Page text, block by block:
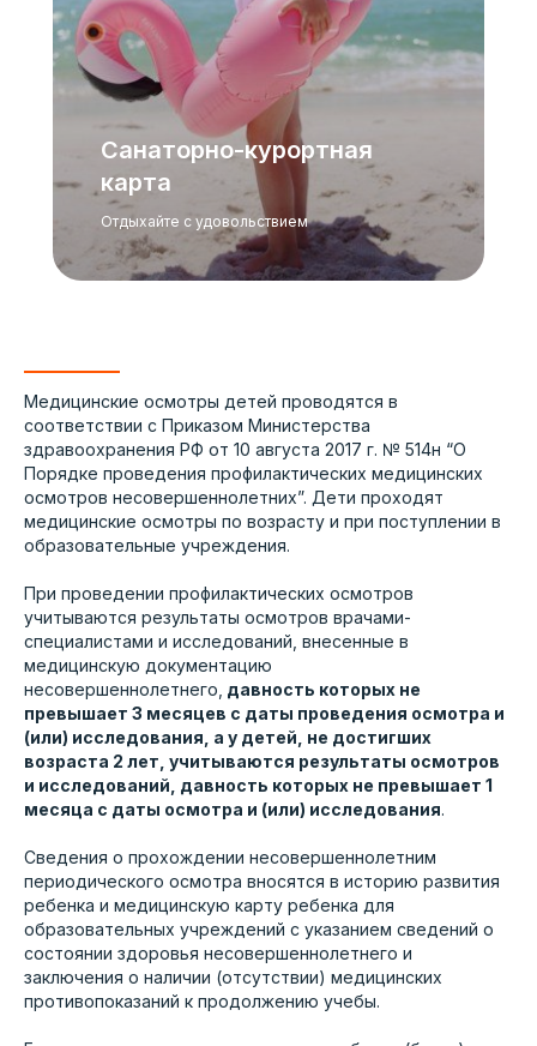
Санаторно-курортная
карта
Отдыхайте с удовольствием
Медицинские осмотры детей проводятся в
соответствии с Приказом Министерства
здравоохранения РФ от 10 августа 2017 г. № 514н “О
Порядке проведения профилактических медицинских
осмотров несовершеннолетних”. Дети проходят
медицинские осмотры по возрасту и при поступлении в
образовательные учреждения.
При проведении профилактических осмотров
учитываются результаты осмотров врачами-
специалистами и исследований, внесенные в
медицинскую документацию
несовершеннолетнего, давность которых не
превышает 3 месяцев с даты проведения осмотра и
(или) исследования, а у детей, не достигших
возраста 2 лет, учитываются результаты осмотров
и исследований, давность которых не превышает 1
месяца с даты осмотра и (или) исследования.
Сведения о прохождении несовершеннолетним
периодического осмотра вносятся в историю развития
ребенка и медицинскую карту ребенка для
образовательных учреждений с указанием сведений о
состоянии здоровья несовершеннолетнего и
заключения о наличии (отсутствии) медицинских
противопоказаний к продолжению учебы.
ЗАПИШИТЕСЬ НА
ПРИЕМ ОНЛАЙН
Выберите удобного специалиста — займёт
не больше двух минут
Онлайн запись
Работаем по ДМС
минут
Скидка при онлайн-записи
Пн - пт 7:30 - 20:00, сб, вс 7:30 - 18:00
медицинские центры
ЗДОРОВЬЕ НАЦИИ